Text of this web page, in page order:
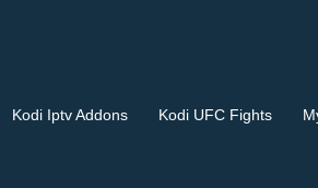
Kodi Iptv Addons Kodi UFC Fights